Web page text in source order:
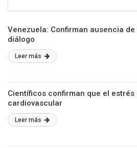
Venezuela: Confirman ausencia
diálogo
Leer más
Científicos confirman que el
cardiovascular
Leer más